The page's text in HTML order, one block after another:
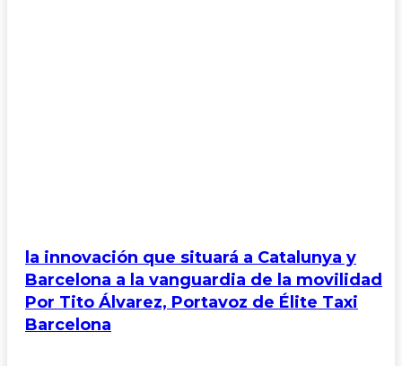
la innovación que situará a Catalunya y
Barcelona a la vanguardia de la movilidad
Por Tito Álvarez, Portavoz de Élite Taxi
Barcelona